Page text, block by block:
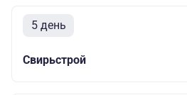
5 день
Свирьстрой